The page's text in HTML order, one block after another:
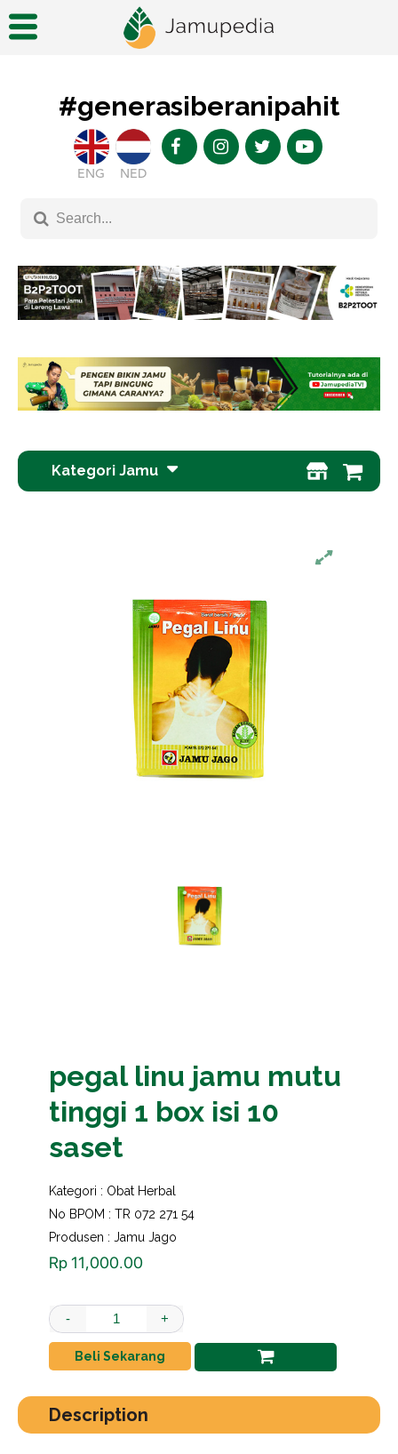
#generasiberanipahit
ENG NED
Kategori Jamu
pegal linu jamu mutu
tinggi 1 box isi 10
saset
Kategori : Obat Herbal
No BPOM : TR 072 271 54
Produsen : Jamu Jago
Rp11,000.00
pegal linu jamu mutu tinggi 1 box isi 10 saset quantity
- +
Beli Sekarang
Description